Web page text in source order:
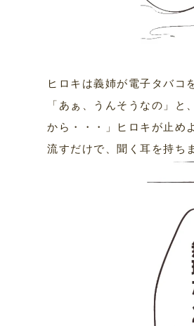
ヒロキは義姉が電子タバコ
「あぁ、うんそうなの」
から・・・」ヒロキが止め
流すだけで、聞く耳を持ち